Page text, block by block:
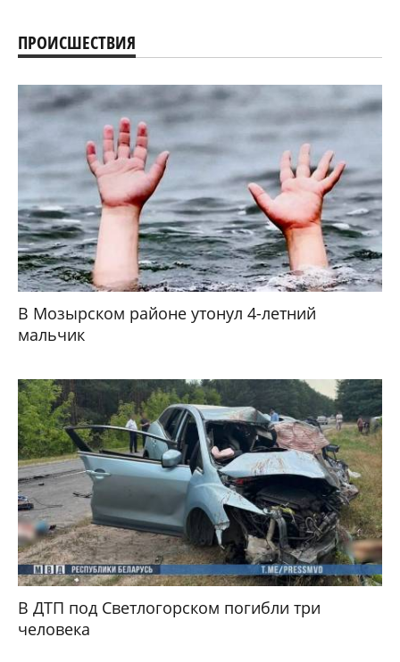
ПРОИСШЕСТВИЯ
В Мозырском районе утонул 4-летний
мальчик
В ДТП под Светлогорском погибли три
человека